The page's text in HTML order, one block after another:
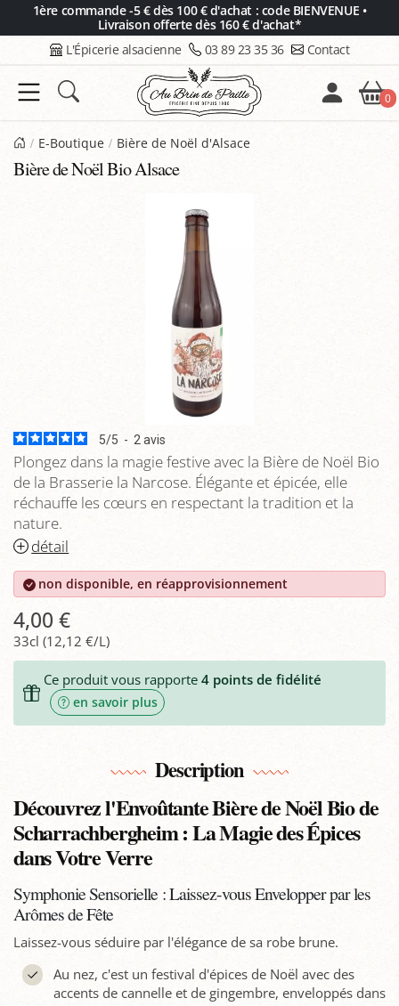
1ère commande -5 € dès 100 € d'achat : code BIENVENUE •
Livraison offerte dès 160 € d'achat*
L'Épicerie alsacienne 03 89 23 35 36 Contact
0
E-Boutique Bière de Noël d'Alsace
Bière de Noël Bio Alsace
5/5 - 2 avis
Plongez dans la magie festive avec la Bière de Noël Bio
de la Brasserie la Narcose. Élégante et épicée, elle
réchauffe les cœurs en respectant la tradition et la
nature.
détail
non disponible, en réapprovisionnement
4,00 €
33cl (12,12 €/L)
Ce produit vous rapporte 4points de fidélité
en savoir plus
Description
Découvrez l'Envoûtante Bière de Noël Bio de
Scharrachbergheim : La Magie des Épices
dans Votre Verre
Symphonie Sensorielle : Laissez-vous Envelopper par les
Arômes de Fête
Laissez-vous séduire par l'élégance de sa robe brune.
Au nez, c'est un festival d'épices de Noël avec des
accents de cannelle et de gingembre, enveloppés dans
Panneau de gestion des cookies